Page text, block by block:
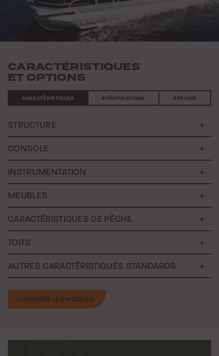
CARACTÉRISTIQUES
ET OPTIONS
CARACTÉRISTIQUES SPÉCIFICATIONS OPTIONS
STRUCTURE
CONSOLE
INSTRUMENTATION
MEUBLES
CARACTÉRISTIQUES DE PÊCHE
TOITS
AUTRES CARACTÉRISTIQUES STANDARDS
COMPARER LES MODÈLES